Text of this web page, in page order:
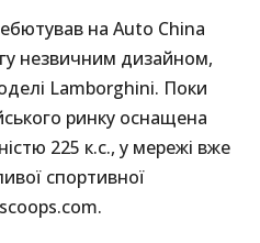
на Auto China
незвичним дизайном,
Lamborghini. Поки
ринку оснащена
225 к.с., у мережі вже
спортивної